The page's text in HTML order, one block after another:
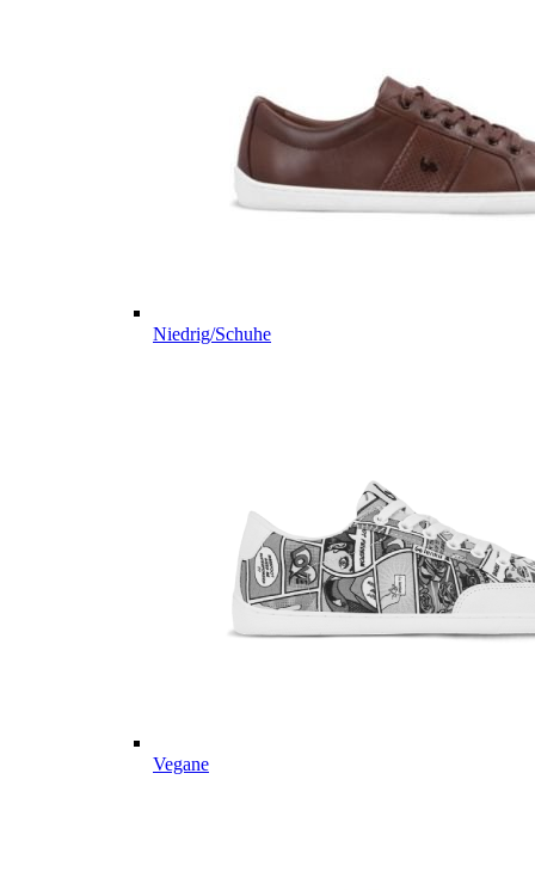
Niedrig/Schuhe
Vegane